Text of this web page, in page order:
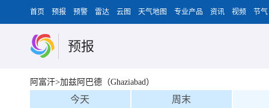
首页 预报 预警 雷达 云图 天气地图 专业产品 资讯 视频 节气
预报
阿富汗>加兹阿巴德（Ghaziabad）
今天 周末